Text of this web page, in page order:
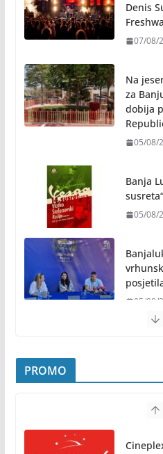
Denis
07/08/
Na
za
dobija
05/08/
Banja
05/08/
05/08/
akcija darivanja krvi
04/08/2026
Zašto hiljade ljudi
Nauka iza festivalske
04/08/2026
PROMO